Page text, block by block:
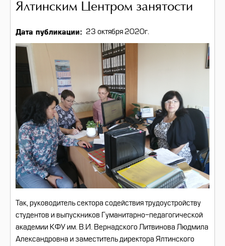
Ялтинским Центром занятости
Дата публикации 23 октября 2020г.
Так, руководитель сектора содействия трудоустройству
студентов и выпускников Гуманитарно-педагогической
академии КФУ им. В.И. Вернадского Литвинова Людмила
Александровна и заместитель директора Ялтинского